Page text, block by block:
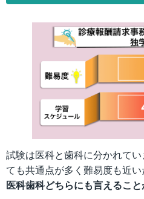
試験は医科と歯科に分かれて
ても共通点が多く難易度も近い
医科歯科どちらにも言えること